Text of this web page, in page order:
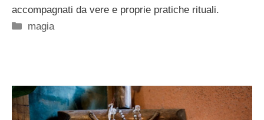
accompagnati da vere e proprie pratiche rituali.
Categorie
magia